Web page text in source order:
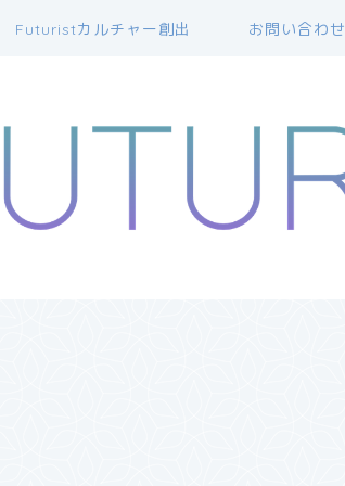
Futuristカルチャー創出 お問い合わせ